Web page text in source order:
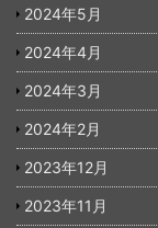
2024年5月
2024年4月
2024年3月
2024年2月
2023年12月
2023年11月